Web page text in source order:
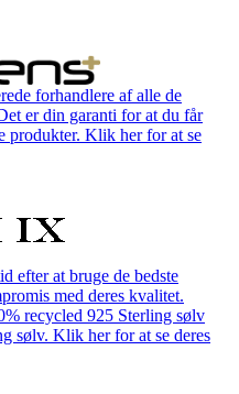
forhandlere af alle de
er din garanti for at du får
produkter. Klik her for at se
efter at bruge de bedste
med deres kvalitet.
recycled 925 Sterling sølv
sølv. Klik her for at se deres